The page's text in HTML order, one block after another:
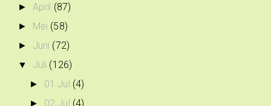
► April (87)
► Mei (58)
► Juni (72)
▼ Juli (126)
► 01 Jul (4)
► 02 Jul (4)